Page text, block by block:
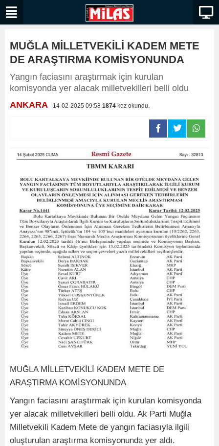
MUĞLA MİLLETVEKİLİ KADEM METE
DE ARAŞTIRMA KOMİSYONUNDA
Yangın faciasını araştırmak için kurulan
komisyonda yer alacak milletvekilleri belli oldu
ANKARA - 14-02-2025 09:58 1874 kez okundu.
MUĞLA MİLLETVEKİLİ KADEM METE DE
ARAŞTIRMA KOMİSYONUNDA
Yangın faciasını araştırmak için kurulan komisyonda
yer alacak milletvekilleri belli oldu. Ak Parti Muğla
Milletvekili Kadem Mete de yangın faciasıyla ilgili
oluşturulan araştırma komisyonunda yer aldı.